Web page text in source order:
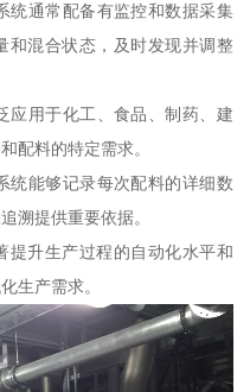
通常配备有监控和数据采集
和混合状态，及时发现并调整
用于化工、食品、制药、建
配料的特定需求。
能够记录每次配料的详细数
溯提供重要依据。
提升生产过程的自动化水平和
生产需求。